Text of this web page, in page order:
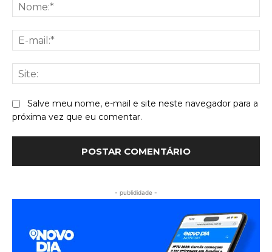
Salve meu nome, e-mail e site neste navegador para a
próxima vez que eu comentar.
- publididade -